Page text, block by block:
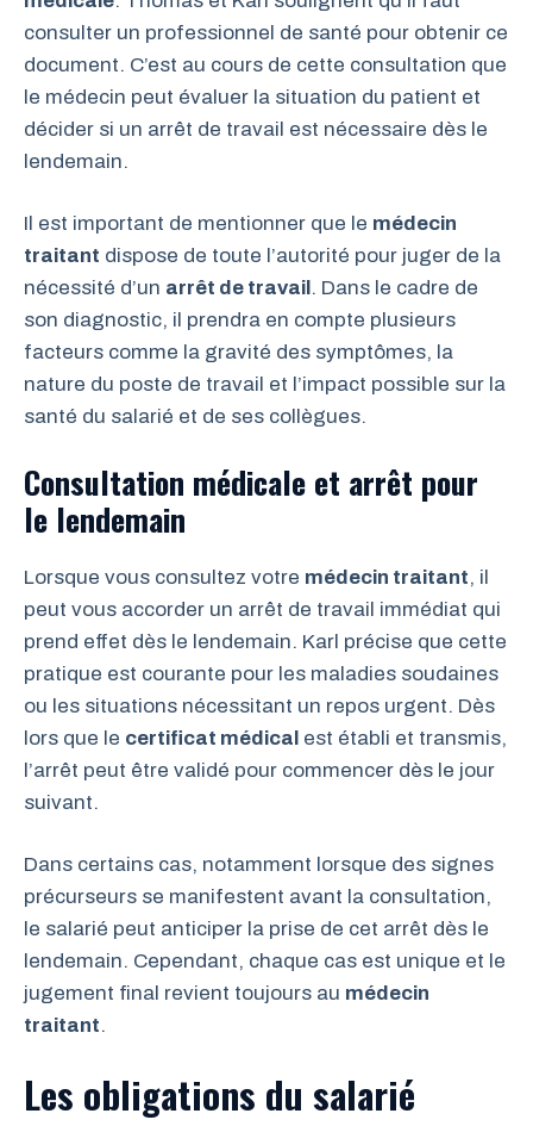
consulter un professionnel de santé pour obtenir ce
document. C’est au cours de cette consultation que
le médecin peut évaluer la situation du patient et
décider si un arrêt de travail est nécessaire dès le
lendemain.
Il est important de mentionner que le médecin
traitant dispose de toute l’autorité pour juger de la
nécessité d’un arrêt de travail. Dans le cadre de
son diagnostic, il prendra en compte plusieurs
facteurs comme la gravité des symptômes, la
nature du poste de travail et l’impact possible sur la
santé du salarié et de ses collègues.
Consultation médicale et arrêt pour
le lendemain
Lorsque vous consultez votre médecin traitant, il
peut vous accorder un arrêt de travail immédiat qui
prend effet dès le lendemain. Karl précise que cette
pratique est courante pour les maladies soudaines
ou les situations nécessitant un repos urgent. Dès
lors que le certificat médical est établi et transmis,
l’arrêt peut être validé pour commencer dès le jour
suivant.
Dans certains cas, notamment lorsque des signes
précurseurs se manifestent avant la consultation,
le salarié peut anticiper la prise de cet arrêt dès le
lendemain. Cependant, chaque cas est unique et le
jugement final revient toujours au médecin
traitant.
Les obligations du salarié